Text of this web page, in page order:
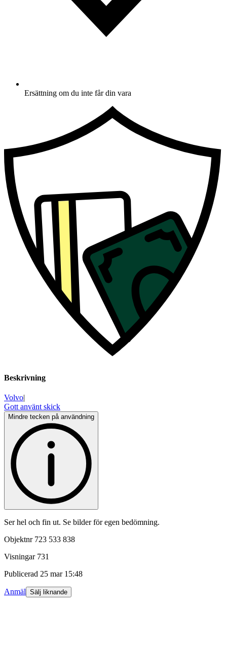
Ersättning om du inte får din vara
Beskrivning
Volvo|
Gott använt skick
Mindre tecken på användning
Ser hel och fin ut. Se bilder för egen bedömning.
Objektnr 723 533 838
Visningar 731
Publicerad 25 mar 15:48
Anmäl Sälj liknande